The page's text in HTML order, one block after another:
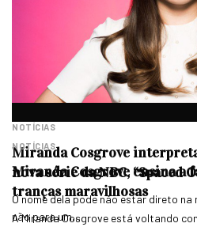
NOTÍCIAS
Miranda Cosgrove
nova série da NBC, “Spaced
O nome dela pode não estar direto
não para um…
NOTÍCIAS
Miranda Cosgrove ensina a
tranças maravilhosas
A Miranda Cosgrove está voltando